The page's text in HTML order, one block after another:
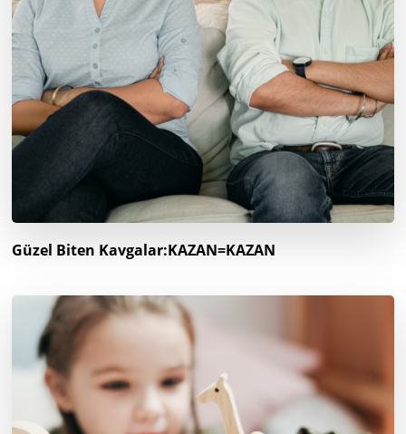
Güzel Biten Kavgalar:KAZAN=KAZAN